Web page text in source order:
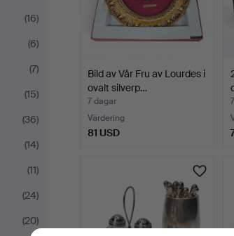
(16)
(6)
(7)
(15)
(36)
(14)
(11)
(24)
(20)
Bild av Vår Fru av Lourdes i
ovalt silverp…
7 dagar
Värdering
81 USD